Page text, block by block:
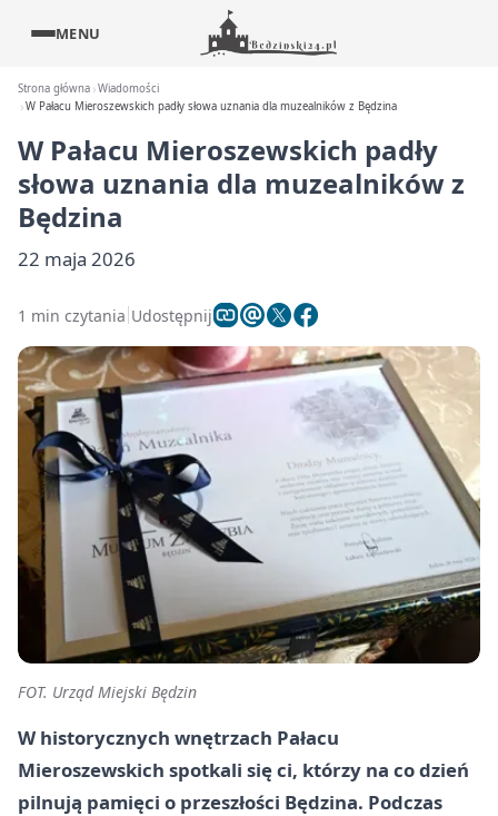
MENU
Strona główna Wiadomości
W Pałacu Mieroszewskich padły słowa uznania dla muzealników z Będzina
W Pałacu Mieroszewskich padły
słowa uznania dla muzealników z
Będzina
22 maja 2026
1 min czytania Udostępnij
FOT. Urząd Miejski Będzin
W historycznych wnętrzach Pałacu
Mieroszewskich spotkali się ci, którzy na co dzień
pilnują pamięci o przeszłości Będzina. Podczas